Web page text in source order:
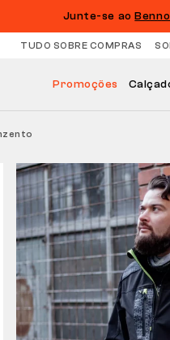
Junte-se ao
TUDO SOBRE COMPRAS
Promoções